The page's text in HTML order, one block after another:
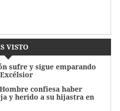
VISTO
sufre y sigue emparando
confiesa haber
y herido a su hijastra en